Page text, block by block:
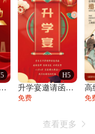
党建活动风采党会工作汇报总
H5
升学宴邀请函喜报金榜题名高端谢师宴邀请函
免费 免
查看更多 